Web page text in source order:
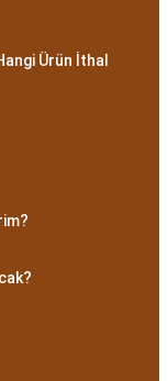
Ürün İthal